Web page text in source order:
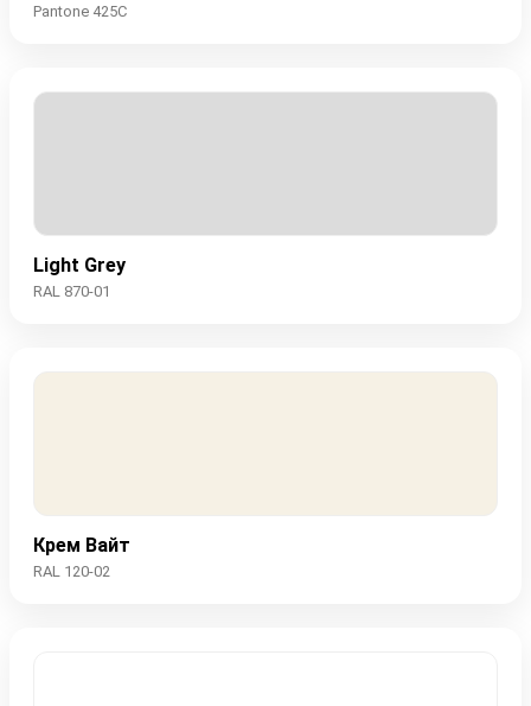
Pantone 425C
Light Grey
RAL 870-01
Крем Вайт
RAL 120-02